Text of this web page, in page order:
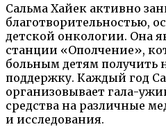
Сальма Хайек активно
благотворительностью,
детской онкологии. Она
станции «Ополчение»,
больным детям получить
поддержку. Каждый год
организовывает гала-
средства на различные
и исследования.